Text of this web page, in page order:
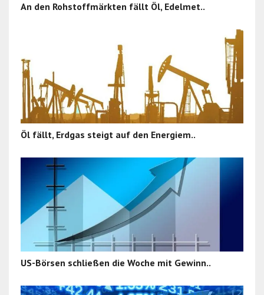
An den Rohstoffmärkten fällt Öl, Edelmet..
Öl fällt, Erdgas steigt auf den Energiem..
US-Börsen schließen die Woche mit Gewinn..